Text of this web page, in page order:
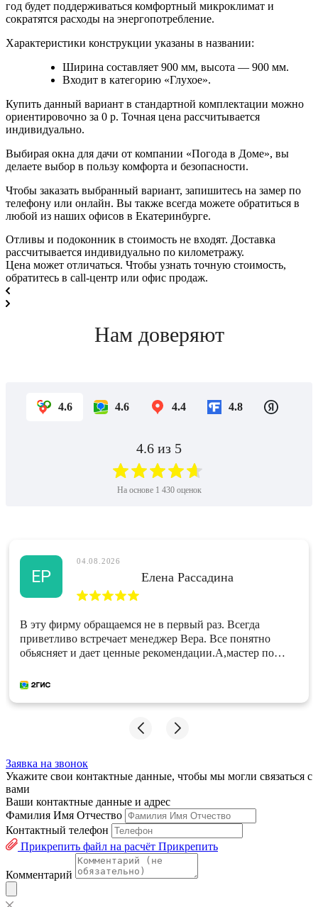
год будет поддерживаться комфортный микроклимат и
сократятся расходы на энергопотребление.
Характеристики конструкции указаны в названии:
Ширина составляет 900 мм, высота — 900 мм.
Входит в категорию «Глухое».
Купить данный вариант в стандартной комплектации можно
ориентировочно за 0 р. Точная цена рассчитывается
индивидуально.
Выбирая окна для дачи от компании «Погода в Доме», вы
делаете выбор в пользу комфорта и безопасности.
Чтобы заказать выбранный вариант, запишитесь на замер по
телефону или онлайн. Вы также всегда можете обратиться в
любой из наших офисов в Екатеринбурге.
Отливы и подоконник в стоимость не входят. Доставка
рассчитывается индивидуально по километражу.
Цена может отличаться. Чтобы узнать точную стоимость,
обратитесь в call-центр или офис продаж.
Нам доверяют
4.6 4.6 4.4 4.8
4.6 из 5
На основе 1 430оценок
ЕР
04.08.2026
Елена Рассадина
В эту фирму обращаемся не в первый раз. Всегда
приветливо встречает менеджер Вера. Все понятно
обьясняет и дает ценные рекомендации.А,мастер по
быстро и качественно. Однозначно, рекомендую!
Заявка на звонок
Укажите свои контактные данные, чтобы мы могли связаться с
вами
Ваши контактные данные и адрес
Фамилия Имя Отчество
Контактный телефон
Прикрепить файл на расчёт Прикрепить
Комментарий